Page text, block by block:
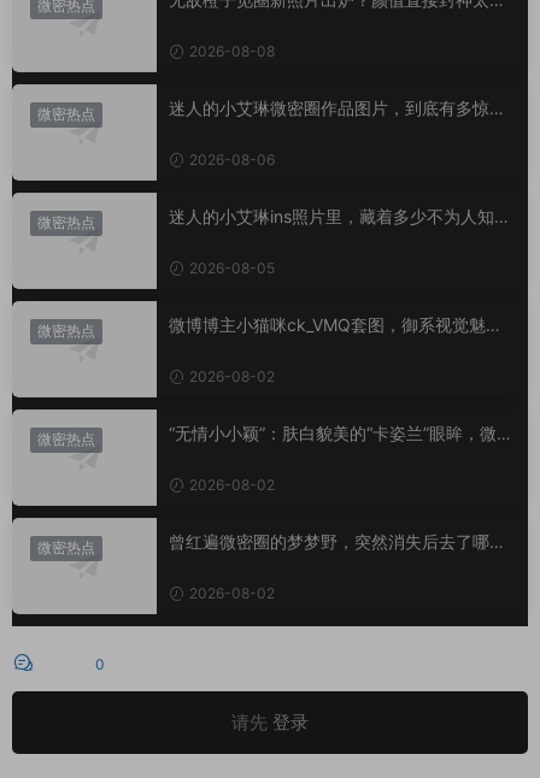
微密热点
2026-08-08
微密热点
迷人的小艾琳微密圈作品图片，到底有多惊
2026-08-06
微密热点
迷人的小艾琳ins照片里，藏着多少不为人知的
2026-08-05
微密热点
微博博主小猫咪ck_VMQ套图，御系视觉魅力
2026-08-02
微密热点
“无情小小颖”：肤白貌美的“卡姿兰”眼眸，微密
2026-08-02
微密热点
曾红遍微密圈的梦梦野，突然消失后去了哪
2026-08-02
0
请先 登录